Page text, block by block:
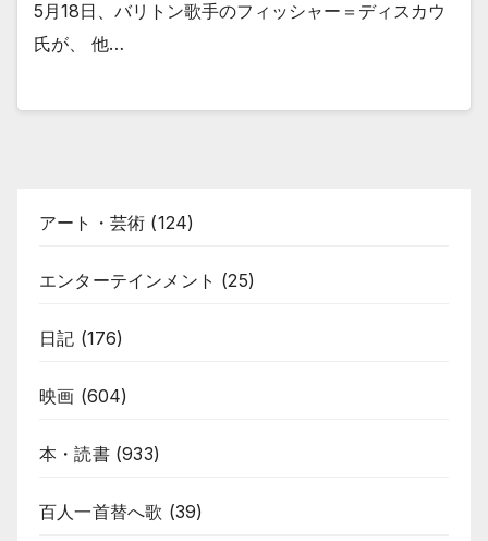
5月18日、バリトン歌手のフィッシャー＝ディスカウ
氏が、 他…
アート・芸術 (124)
エンターテインメント (25)
日記 (176)
映画 (604)
本・読書(933)
百人一首替へ歌 (39)